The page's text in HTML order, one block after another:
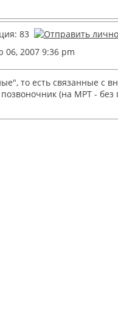
06, 2007 9:36 pm
то есть связанные с
(на МРТ -